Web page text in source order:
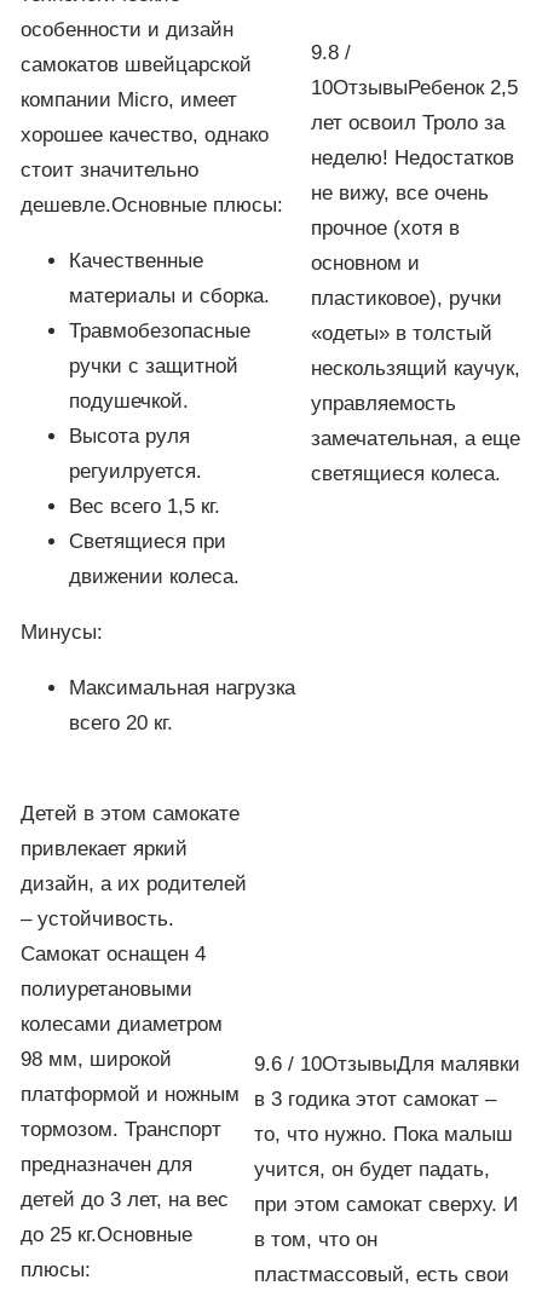
особенности и дизайн
самокатов швейцарской
компании Micro, имеет
хорошее качество, однако
стоит значительно
дешевле.Основные плюсы:
Качественные
материалы и сборка.
Травмобезопасные
ручки с защитной
подушечкой.
Высота руля
регуилруется.
Вес всего 1,5 кг.
Светящиеся при
движении колеса.
Минусы:
Максимальная нагрузка
всего 20 кг.
9.8 /
10ОтзывыРебенок 2,5
лет освоил Троло за
неделю! Недостатков
не вижу, все очень
прочное (хотя в
основном и
пластиковое), ручки
«одеты» в толстый
нескользящий каучук,
управляемость
замечательная, а еще
светящиеся колеса.
Детей в этом самокате
привлекает яркий
дизайн, а их родителей
– устойчивость.
Самокат оснащен 4
полиуретановыми
колесами диаметром
98 мм, широкой
платформой и ножным
тормозом. Транспорт
предназначен для
детей до 3 лет, на вес
до 25 кг.Основные
плюсы:
9.6 / 10ОтзывыДля малявки
в 3 годика этот самокат –
то, что нужно. Пока малыш
учится, он будет падать,
при этом самокат сверху. И
в том, что он
пластмассовый, есть свои